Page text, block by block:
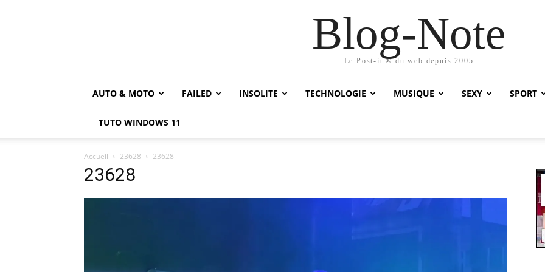
Blog-Note
Le Post-it ® du web depuis 2005
AUTO & MOTO FAILED INSOLITE TECHNOLOGIE MUSIQUE SEXY SPORT
TUTO WINDOWS 11
Accueil 23628 23628
23628